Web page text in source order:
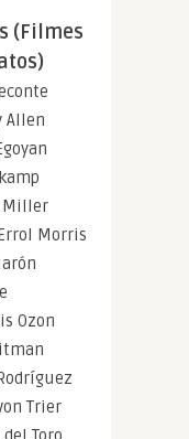
(Filmes
Allen
Miller
Morris
Ozon
Trier